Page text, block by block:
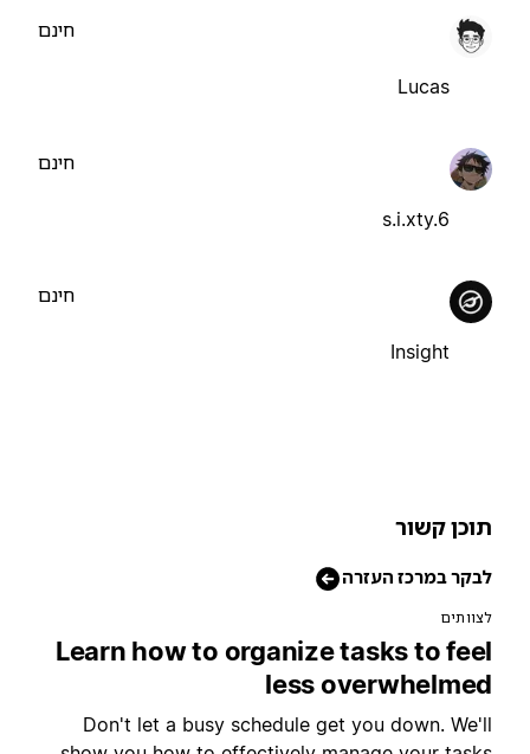
Lucas
s.i.xty.6
Insight
קשור
במרכז העזרה
Learn how to organize tasks to
less
Don't let a busy schedule get you down.